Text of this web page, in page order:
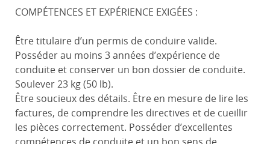
COMPÉTENCES ET EXPÉRIENCE EXIGÉES :
Être titulaire d’un permis de conduire valide.
Posséder au moins 3 années d’expérience de
conduite et conserver un bon dossier de conduite.
Soulever 23 kg (50 lb).
Être soucieux des détails. Être en mesure de lire les
factures, de comprendre les directives et de cueillir
les pièces correctement. Posséder d’excellentes